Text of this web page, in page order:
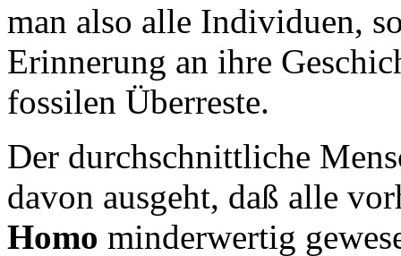
man also alle Individuen,
Erinnerung an ihre
fossilen Überreste.
Der durchschnittliche
davon ausgeht, daß alle
Homo minderwertig